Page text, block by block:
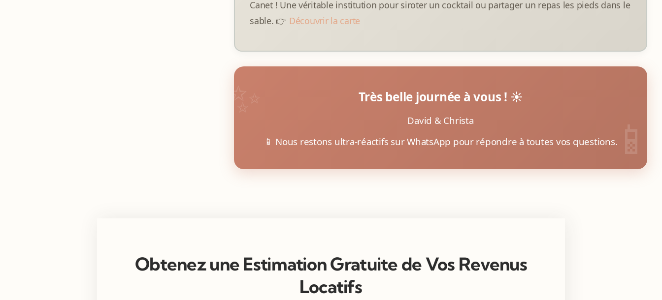
Canet ! Une véritable institution pour siroter un cocktail ou partager un repas les pieds dans le
sable. 👉 Découvrir la carte
Très belle journée à vous ! ☀️
David & Christa
📱 Nous restons ultra-réactifs sur WhatsApp pour répondre à toutes vos questions.
Obtenez une Estimation Gratuite de Vos Revenus
Locatifs